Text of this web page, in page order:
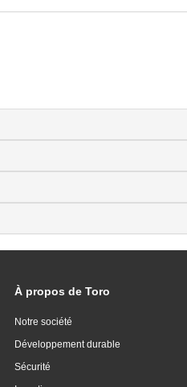
À propos de Toro
Notre société
Développement durable
Sécurité